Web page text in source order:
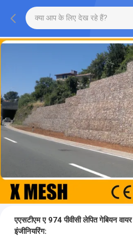
एएसटीएम ए 974 पीवीसी लेपित गेबियन
इंजीनियरिंग: